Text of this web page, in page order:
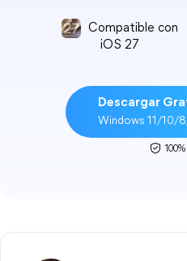
Compatible con
iOS 27
Descargar
Windows 11/10/